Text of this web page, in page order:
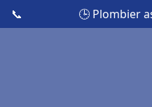
📞 🕒 Plombier